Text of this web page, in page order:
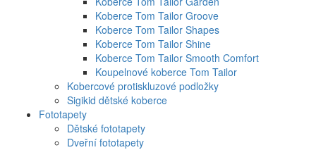
Koberce Tom Tailor Groove
Koberce Tom Tailor Shapes
Koberce Tom Tailor Shine
Koberce Tom Tailor Smooth Comfort
Koupelnové koberce Tom Tailor
Kobercové protiskluzové podložky
Sigikid dětské koberce
Fototapety
Dětské fototapety
Dveřní fototapety